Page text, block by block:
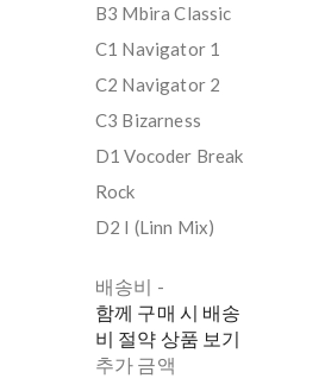
B3 Mbira Classic
C1 Navigator 1
C2 Navigator 2
C3 Bizarness
D1 Vocoder Break
Rock
D2 I (Linn Mix)
배송비 -
함께 구매 시 배송
비 절약 상품 보기
추가 금액